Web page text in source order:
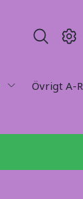
Övrigt A-R